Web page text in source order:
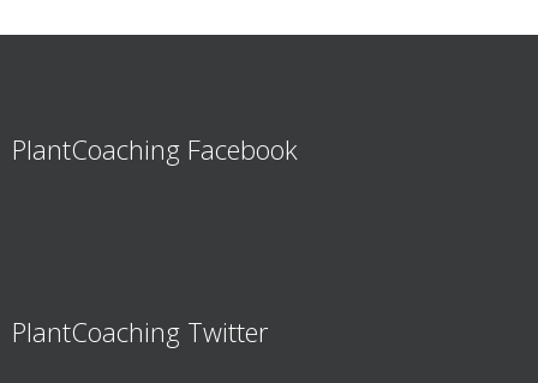
PlantCoaching Facebook
PlantCoaching Twitter